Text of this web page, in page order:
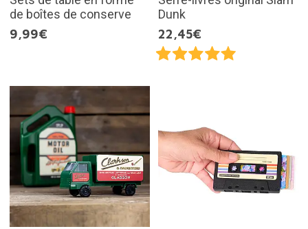
de boîtes de conserve
9,99€
Dunk
22,45€